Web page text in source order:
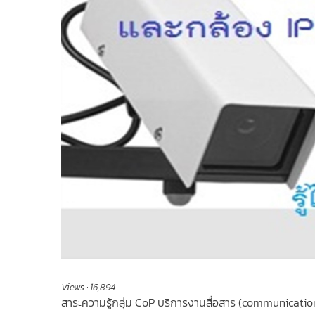
Views : 16,894
สาระความรู้กลุ่ม CoP บริการงานสื่อสาร